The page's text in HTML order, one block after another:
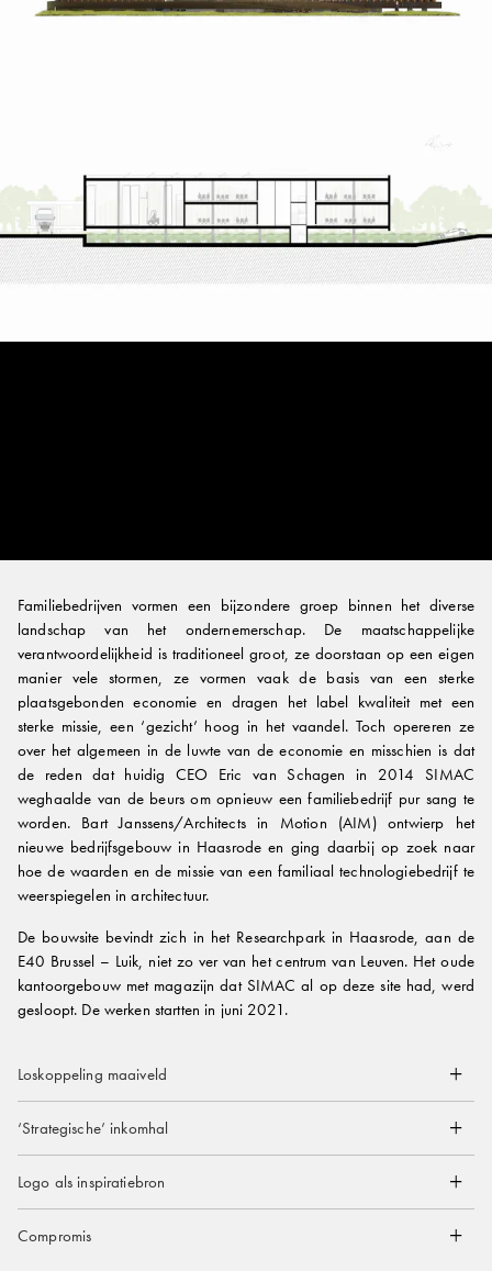
Familiebedrijven vormen een bijzondere groep binnen het diverse
landschap van het ondernemerschap. De maatschappelijke
verantwoordelijkheid is traditioneel groot, ze doorstaan op een eigen
manier vele stormen, ze vormen vaak de basis van een sterke
plaatsgebonden economie en dragen het label kwaliteit met een
sterke missie, een ‘gezicht’ hoog in het vaandel. Toch opereren ze
over het algemeen in de luwte van de economie en misschien is dat
de reden dat huidig CEO Eric van Schagen in 2014 SIMAC
weghaalde van de beurs om opnieuw een familiebedrijf pur sang te
worden. Bart Janssens/Architects in Motion (AIM) ontwierp het
nieuwe bedrijfsgebouw in Haasrode en ging daarbij op zoek naar
hoe de waarden en de missie van een familiaal technologiebedrijf te
weerspiegelen in architectuur.
De bouwsite bevindt zich in het Researchpark in Haasrode, aan de
E40 Brussel – Luik, niet zo ver van het centrum van Leuven. Het oude
kantoorgebouw met magazijn dat SIMAC al op deze site had, werd
gesloopt. De werken startten in juni 2021.
Loskoppeling maaiveld
‘Strategische’ inkomhal
Logo als inspiratiebron
Compromis